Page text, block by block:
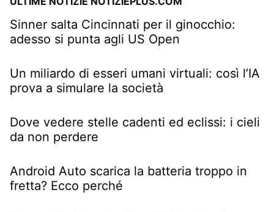
Sinner salta Cincinnati per il ginocchio:
adesso si punta agli US Open
Un miliardo di esseri umani virtuali: così l’IA
prova a simulare la società
Dove vedere stelle cadenti ed eclissi: i cieli
da non perdere
Android Auto scarica la batteria troppo in
fretta? Ecco perché